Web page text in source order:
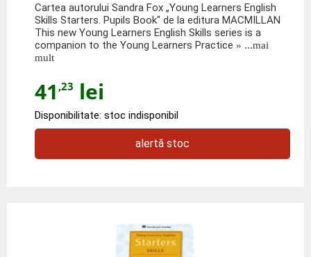
Cartea autorului Sandra Fox „Young Learners English
Skills Starters. Pupils Book" de la editura MACMILLAN
This new Young Learners English Skills series is a
companion to the Young Learners Practice » ...mai
mult
41 ,23 lei
Disponibilitate: stoc indisponibil
alertă stoc